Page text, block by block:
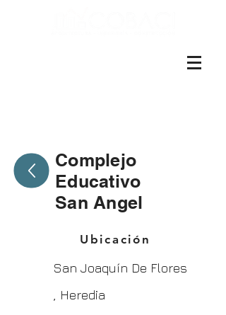
Complejo
Educativo
San Angel
Ubicación
San Joaquín De Flores
, Heredia